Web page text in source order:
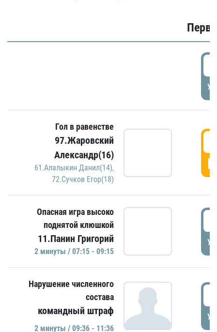
Гол в равенстве
97.Жаровский
Александр(16)
61.Алалыкин Данил(14),
72.Сучков Егор(18)
Опасная игра высоко
поднятой клюшкой
11.Панин Григорий
2 минуты / 07:15 - 09:15
Нарушение численного
состава
командный штраф
2 минуты / 09:36 - 11:36